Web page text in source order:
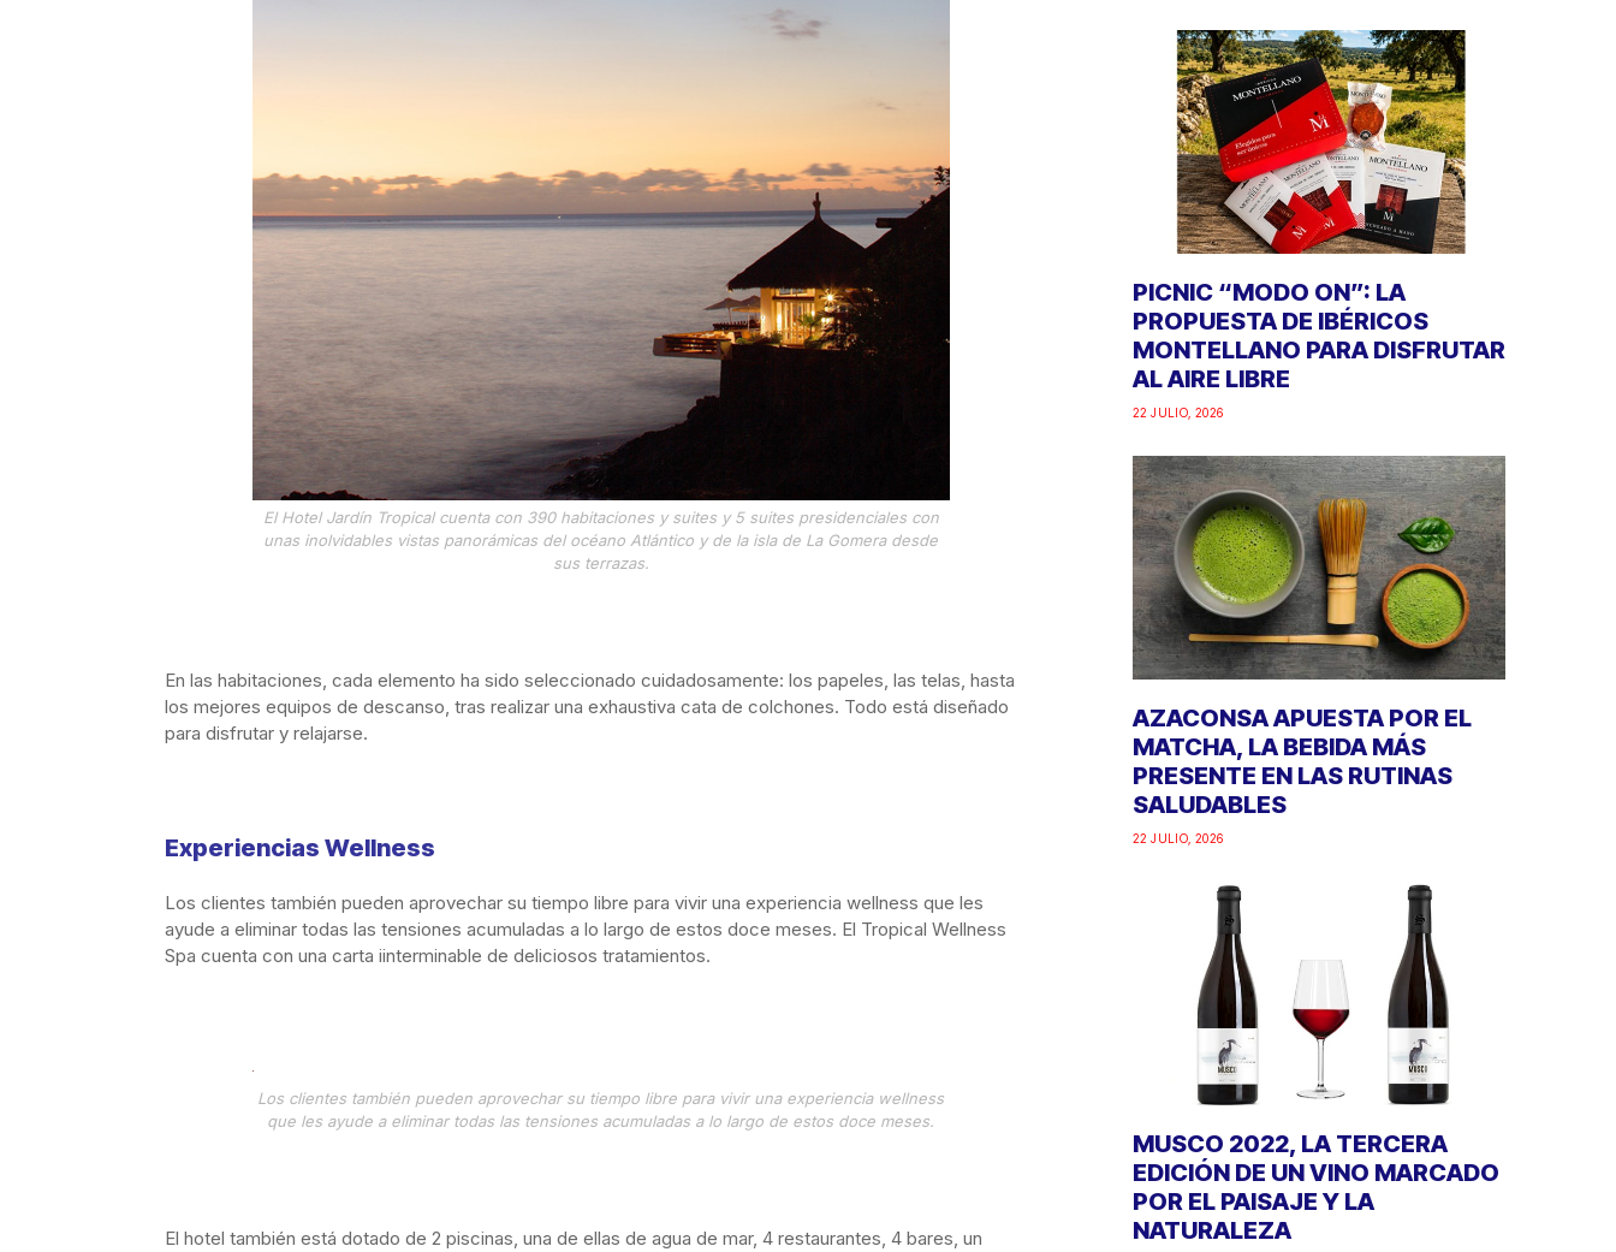
El Hotel Jardín Tropical cuenta con 390 habitaciones y suites y 5 suites presidenciales con
unas inolvidables vistas panorámicas del océano Atlántico y de la isla de La Gomera desde
sus terrazas.
En las habitaciones, cada elemento ha sido seleccionado cuidadosamente: los papeles, las telas, hasta
los mejores equipos de descanso, tras realizar una exhaustiva cata de colchones. Todo está diseñado
para disfrutar y relajarse.
Experiencias Wellness
Los clientes también pueden aprovechar su tiempo libre para vivir una experiencia wellness que les
ayude a eliminar todas las tensiones acumuladas a lo largo de estos doce meses. El Tropical Wellness
Spa cuenta con una carta iinterminable de deliciosos tratamientos.
Los clientes también pueden aprovechar su tiempo libre para vivir una experiencia wellness
que les ayude a eliminar todas las tensiones acumuladas a lo largo de estos doce meses.
El hotel también está dotado de 2 piscinas, una de ellas de agua de mar, 4 restaurantes, 4 bares, un
PICNIC “MODO ON”: LA
PROPUESTA DE IBÉRICOS
MONTELLANO PARA DISFRUTAR
AL AIRE LIBRE
22 JULIO, 2026
AZACONSA APUESTA POR EL
MATCHA, LA BEBIDA MÁS
PRESENTE EN LAS RUTINAS
SALUDABLES
22 JULIO, 2026
MUSCO 2022, LA TERCERA
EDICIÓN DE UN VINO MARCADO
POR EL PAISAJE Y LA
NATURALEZA